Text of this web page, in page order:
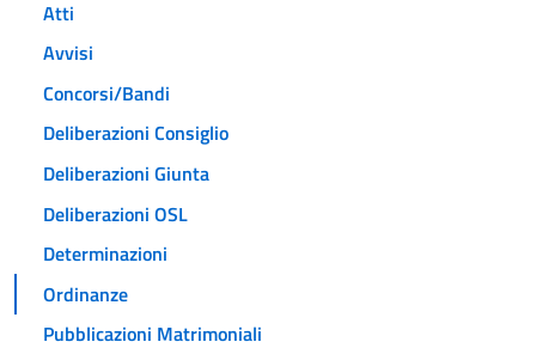
Atti
Avvisi
Concorsi/Bandi
Deliberazioni Consiglio
Deliberazioni Giunta
Deliberazioni OSL
Determinazioni
Ordinanze
Pubblicazioni Matrimoniali